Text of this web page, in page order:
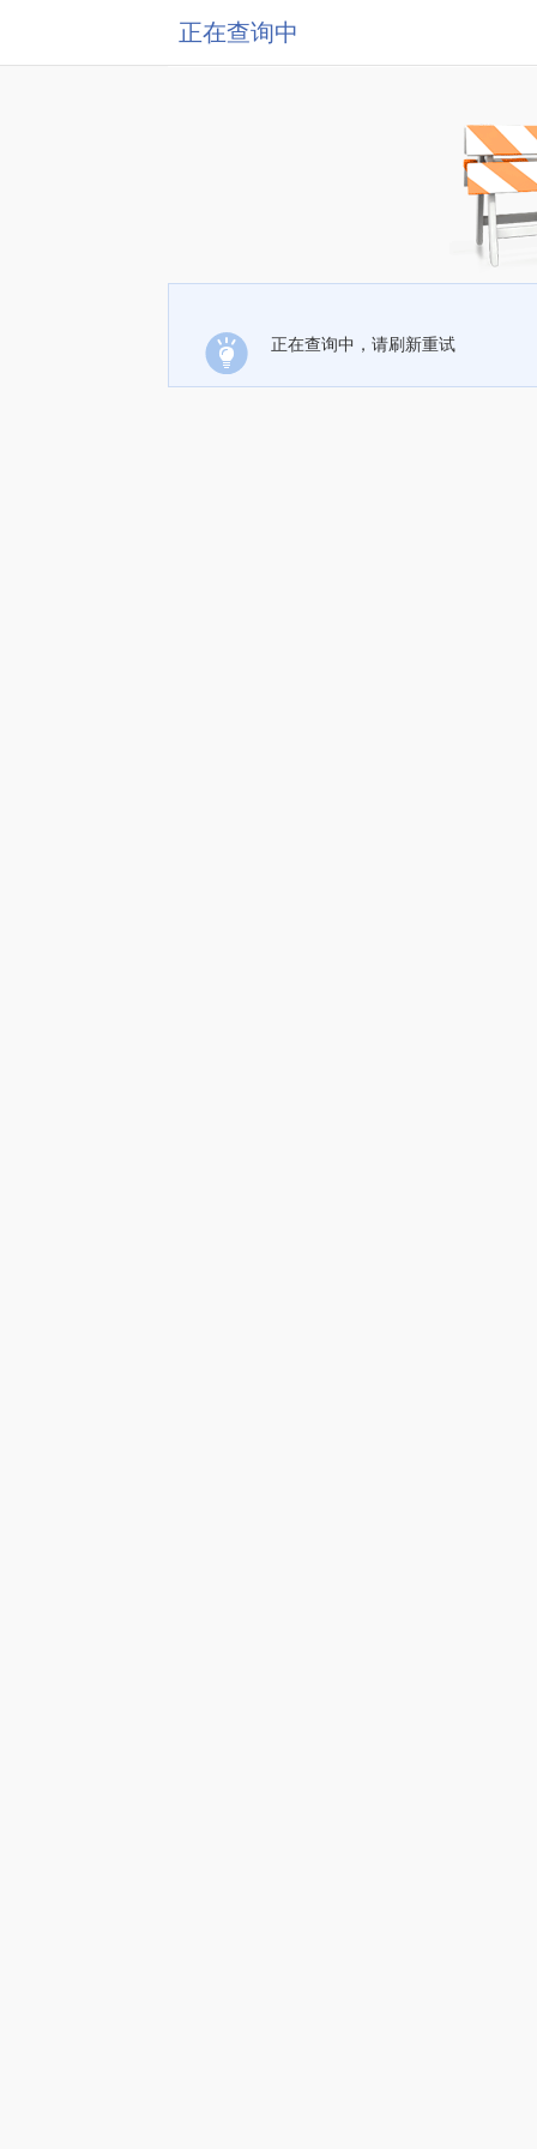
正在查询中
正在查询中，请刷新重试